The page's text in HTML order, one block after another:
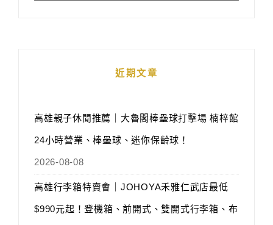
近期文章
高雄親子休閒推薦｜大魯閣棒壘球打擊場 楠梓館
24小時營業、棒壘球、迷你保齡球！
2026-08-08
高雄行李箱特賣會｜JOHOYA禾雅仁武店最低
$990元起！登機箱、前開式、雙開式行李箱、布